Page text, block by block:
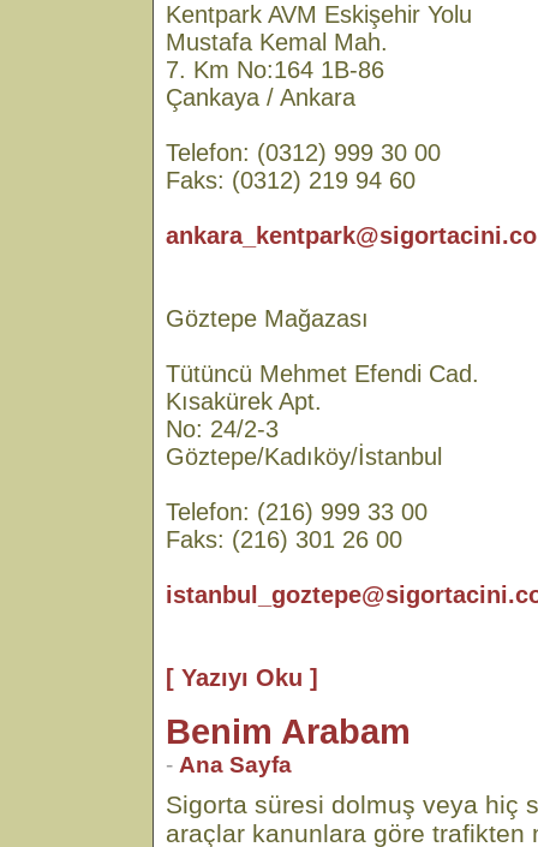
Kentpark AVM Eskişehir Yolu
Mustafa Kemal Mah.
7. Km No:164 1B-86
Çankaya / Ankara
Telefon: (0312) 999 30 00
Faks: (0312) 219 94 60
Göztepe Mağazası
Tütüncü Mehmet Efendi Cad.
Kısakürek Apt.
No: 24/2-3
Göztepe/Kadıköy/İstanbul
Telefon: (216) 999 33 00
Faks: (216) 301 26 00
[ Yazıyı Oku ]
Benim Arabam
- Ana Sayfa
Sigorta süresi dolmuş veya hiç
araçlar kanunlara göre trafikten